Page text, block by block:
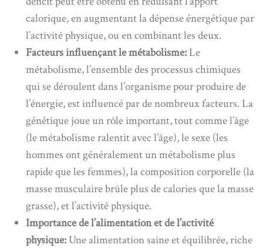
calorique, en augmentant la dépense énergétique par
l’activité physique, ou en combinant les deux.
Facteurs influençant le métabolisme: Le
métabolisme, l’ensemble des processus chimiques
qui se déroulent dans l’organisme pour produire de
l’énergie, est influencé par de nombreux facteurs. La
génétique joue un rôle important, tout comme l’âge
(le métabolisme ralentit avec l’âge), le sexe (les
hommes ont généralement un métabolisme plus
rapide que les femmes), la composition corporelle (la
masse musculaire brûle plus de calories que la masse
grasse), et l’activité physique.
Importance de l’alimentation et de l’activité
physique: Une alimentation saine et équilibrée, riche